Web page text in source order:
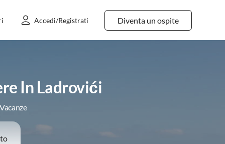
Diventa un ospite
Accedi/Registrati
In Ladrovići